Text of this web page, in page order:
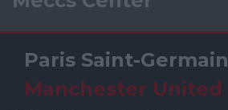
Paris Saint-Germain
Manchester United